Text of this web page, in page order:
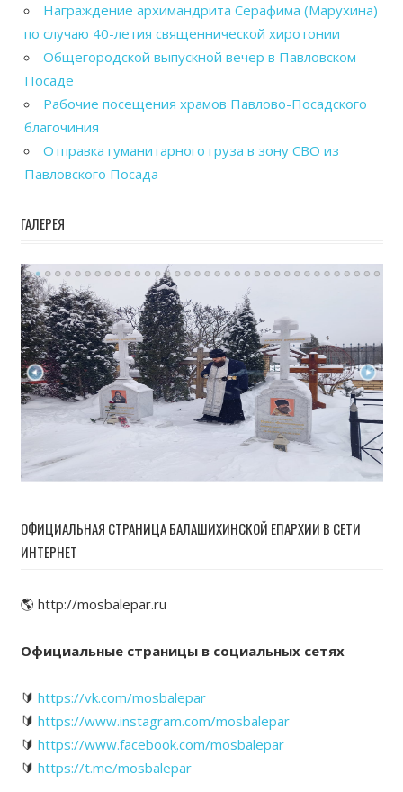
Награждение архимандрита Серафима (Марухина)
по случаю 40-летия священнической хиротонии
Общегородской выпускной вечер в Павловском
Посаде
Рабочие посещения храмов Павлово-Посадского
благочиния
Отправка гуманитарного груза в зону СВО из
Павловского Посада
ГАЛЕРЕЯ
ОФИЦИАЛЬНАЯ СТРАНИЦА БАЛАШИХИНСКОЙ ЕПАРХИИ В СЕТИ
ИНТЕРНЕТ
🌎 http://mosbalepar.ru
Официальные страницы в социальных сетях
🔰 https://vk.com/mosbalepar
🔰 https://www.instagram.com/mosbalepar
🔰 https://www.facebook.com/mosbalepar
🔰 https://t.me/mosbalepar